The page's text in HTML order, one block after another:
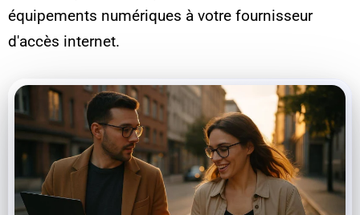
équipements numériques à votre fournisseur
d'accès internet.